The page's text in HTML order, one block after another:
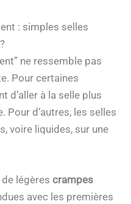
: simples selles
ne ressemble pas
Pour certaines
d’aller à la selle plus
Pour d’autres, les selles
voire liquides, sur une
légères crampes
avec les premières